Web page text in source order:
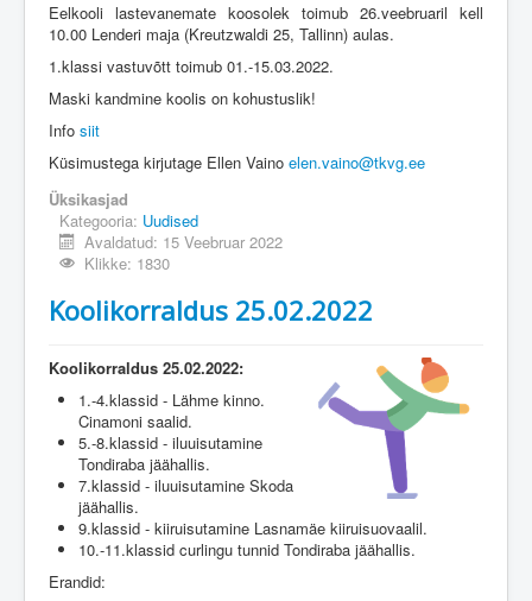
Eelkooli lastevanemate koosolek toimub 26.veebruaril kell
10.00 Lenderi maja (Kreutzwaldi 25, Tallinn) aulas.
1.klassi vastuvõtt toimub 01.-15.03.2022.
Maski kandmine koolis on kohustuslik!
Info siit
Küsimustega kirjutage Ellen Vaino elen.vaino@tkvg.ee
Üksikasjad
Kategooria: Uudised
Avaldatud: 15 Veebruar 2022
Klikke: 1830
Koolikorraldus 25.02.2022
Koolikorraldus 25.02.2022:
1.-4.klassid - Lähme kinno.
Cinamoni saalid.
5.-8.klassid - iluuisutamine
Tondiraba jäähallis.
7.klassid - iluuisutamine Skoda
jäähallis.
9.klassid - kiiruisutamine Lasnamäe kiiruisuovaalil.
10.-11.klassid curlingu tunnid Tondiraba jäähallis.
Erandid: